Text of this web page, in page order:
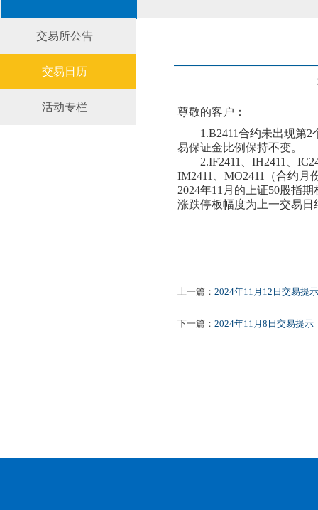
交易所公告
交易日历
活动专栏
尊敬的客户：
1.B2411合约未出现第2
易保证金比例保持不变。
2.IF2411、IH2411、
IM2411、MO2411（合约月
2024年11月的上证50股指
涨跌停板幅度为上一交易日
上一篇： 2024年11月12日交易提示
下一篇： 2024年11月8日交易提示